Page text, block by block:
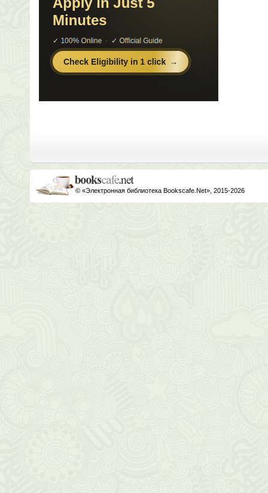
© «Электронная библиотека Bookscafe.Net», 2015-2026